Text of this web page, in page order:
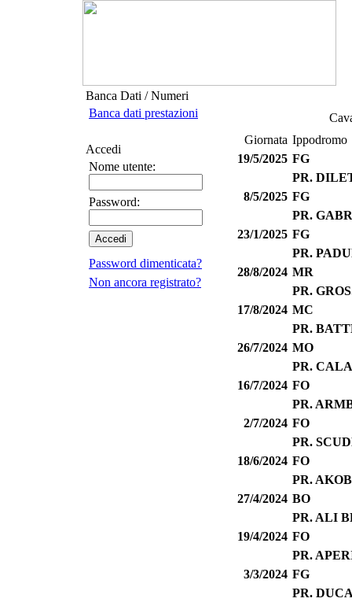
Banca Dati / Numeri
Banca dati prestazioni
Accedi
Nome utente:
Password:
Password dimenticata?
Non ancora registrato?
Giornata Ippodromo
19/5/2025 FG
PR.
8/5/2025 FG
PR.
23/1/2025 FG
PR.
28/8/2024 MR
PR.
17/8/2024 MC
PR.
26/7/2024 MO
PR.
16/7/2024 FO
PR.
2/7/2024 FO
PR.
18/6/2024 FO
PR.
27/4/2024 BO
PR. ALI
19/4/2024 FO
PR.
3/3/2024 FG
PR.